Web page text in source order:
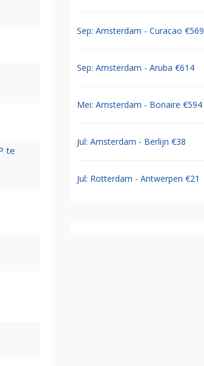
te
Sep: Amsterdam - Curacao €569
Sep: Amsterdam - Aruba €614
Mei: Amsterdam - Bonaire €594
Jul: Amsterdam - Berlijn €38
Jul: Rotterdam - Antwerpen €21